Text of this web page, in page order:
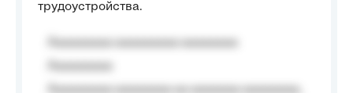
трудоустройства.